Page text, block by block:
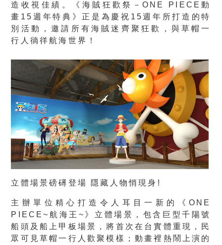
造收視佳績。《海賊狂歡祭－ONE PIECE動
畫15週年特典》正是為慶祝15週年所打造的特
別活動，邀請所有海賊迷齊聚狂歡，與草帽一
行人徜徉航海世界！
立體場景磅礡登場 隱藏人物悄現身!
主辦單位精心打造令人耳目一新的《ONE
PIECE~航海王~》立體場景，包含巨型千陽號
船頭及船上甲板場景，將首次在台實體重現，民
眾可見草帽一行人歡聚模樣；動畫裡熱鬧上演的